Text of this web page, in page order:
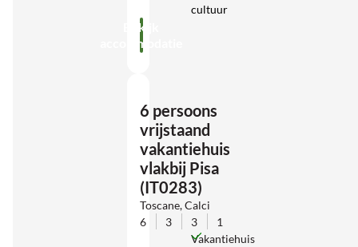
cultuur
Bekijk
accommodatie
6 persoons
vrijstaand
vakantiehuis
vlakbij Pisa
(IT0283)
Toscane, Calci
6
3 3
1
Vakantiehuis